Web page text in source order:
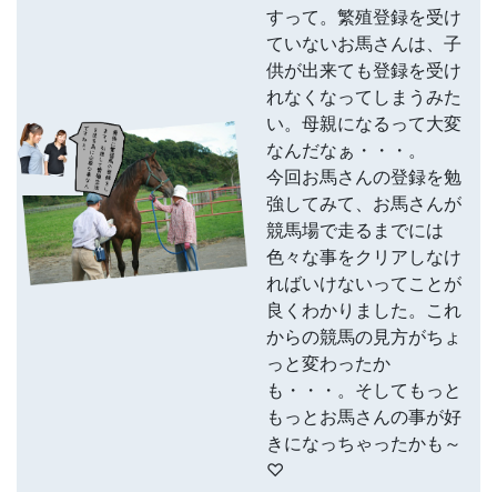
すって。繁殖登録を受け
ていないお馬さんは、子
供が出来ても登録を受け
れなくなってしまうみた
い。母親になるって大変
なんだなぁ・・・。
今回お馬さんの登録を勉
強してみて、お馬さんが
競馬場で走るまでには
色々な事をクリアしなけ
ればいけないってことが
良くわかりました。これ
からの競馬の見方がちょ
っと変わったか
も・・・。そしてもっと
もっとお馬さんの事が好
きになっちゃったかも～
♡